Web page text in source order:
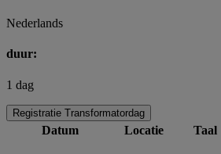
Nederlands
duur:
1 dag
Registratie Transformatordag
Datum Locatie Taal